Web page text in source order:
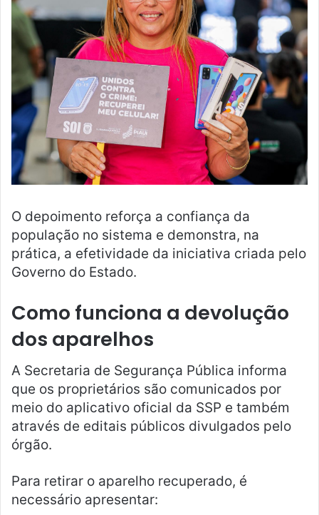
O depoimento reforça a confiança da
população no sistema e demonstra, na
prática, a efetividade da iniciativa criada pelo
Governo do Estado.
Como funciona a devolução
dos aparelhos
A Secretaria de Segurança Pública informa
que os proprietários são comunicados por
meio do aplicativo oficial da SSP e também
através de editais públicos divulgados pelo
órgão.
Para retirar o aparelho recuperado, é
necessário apresentar: